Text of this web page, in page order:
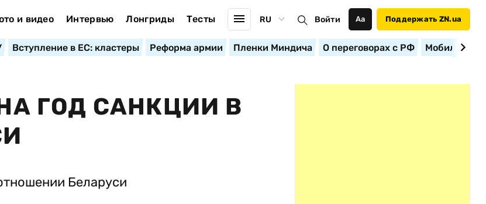
и видео Интервью Лонгриды Тесты RU Войти Аа Поддержать ZN.ua
Вступление в ЕС: кластеры Реформа армии Пленки Миндича О переговорах с РФ
ГОД САНКЦИИ В